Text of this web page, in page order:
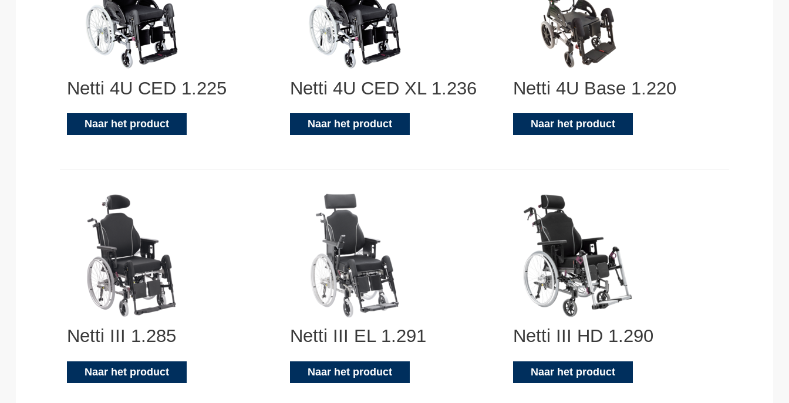
Netti 4U CED 1.225
Naar het product
Netti 4U CED XL 1.236
Naar het product
Netti 4U Base 1.220
Naar het product
Netti III 1.285
Naar het product
Netti III EL 1.291
Naar het product
Netti III HD 1.290
Naar het product